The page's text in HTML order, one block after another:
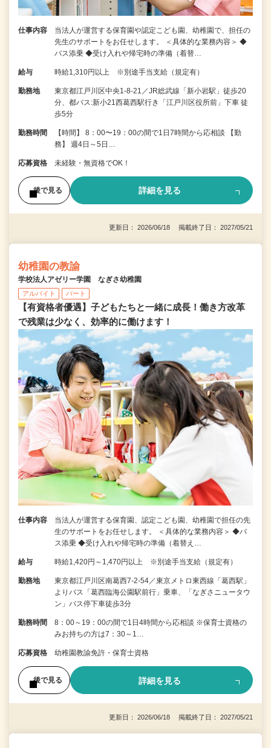
仕事内容
当法人が運営する保育園や認定こども園、幼稚園で、担任の
先生のサポートをお任せします。 ＜具体的な業務内容＞ ◆
バス添乗 ◆受け入れや帰宅時の準備（着替…
給与 時給1,310円以上 ※別途手当支給（規定有）
勤務地
東京都江戸川区中央1-8-21／JR総武線「新小岩駅」徒歩20
分、都バス:新小21西葛西駅行き「江戸川区役所前」下車 徒
歩5分
勤務時間
【時間】 8：00〜19：00の間で1日7時間から応相談 【勤
務】 週4日～5日…
応募資格 未経験・無資格でOK！
後で見る 詳細を見る
更新日： 2026/06/18 掲載終了日： 2027/05/21
幼稚園の教諭
学校法人アゼリー学園 なぎさ幼稚園
アルバイト パート
【有資格者優遇】子どもたちと一緒に成長！働き方改革
で残業は少なく、効率的に働けます！
仕事内容
当法人が運営する保育園、認定こども園、幼稚園で担任の先
生のサポートをお任せします。 ＜具体的な業務内容＞ ◆バ
ス添乗 ◆受け入れや帰宅時の準備（着替え…
給与 時給1,420円～1,470円以上 ※別途手当支給（規定有）
勤務地
東京都江戸川区南葛西7-2-54／東京メトロ東西線「葛西駅」
よりバス「葛西臨海公園駅前行」乗車、「なぎさニュータウ
ン」バス停下車徒歩3分
勤務時間
8：00～19：00の間で1日4時間から応相談 ※保育士資格の
みお持ちの方は7：30～1…
応募資格 幼稚園教諭免許・保育士資格
後で見る 詳細を見る
更新日： 2026/06/18 掲載終了日： 2027/05/21